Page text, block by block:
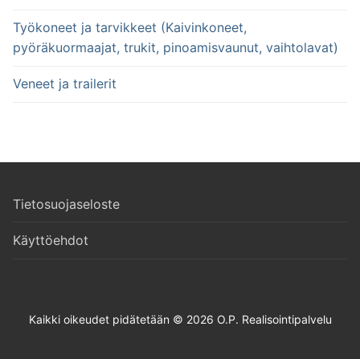
Työkoneet ja tarvikkeet (Kaivinkoneet,
pyöräkuormaajat, trukit, pinoamisvaunut, vaihtolavat)
Veneet ja trailerit
Tietosuojaseloste
Käyttöehdot
Kaikki oikeudet pidätetään © 2026 O.P. Realisointipalvelu